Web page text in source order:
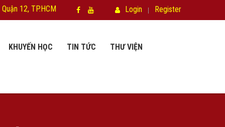
Login Register
12, TP.HCM
KHUYẾN HỌC TIN TỨC THƯ VIỆN